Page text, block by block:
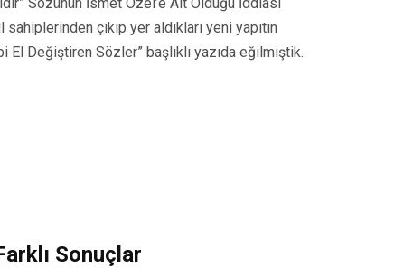
çıkıp yer aldıkları yeni yapıtın
El Değiştiren Sözler” başlıklı yazıda eğilmiştik.
Sonuçlar